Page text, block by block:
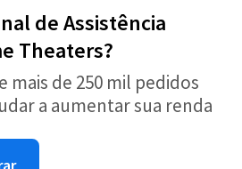
de Assistência
Theaters?
mais de 250 mil pedidos
a aumentar sua renda